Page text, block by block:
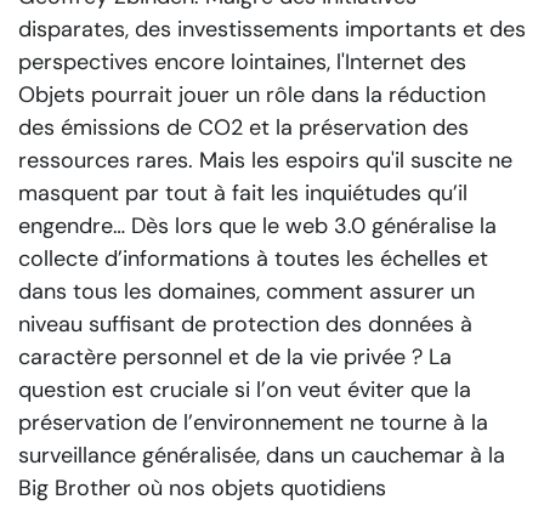
disparates, des investissements importants et des
perspectives encore lointaines, l'Internet des
Objets pourrait jouer un rôle dans la réduction
des émissions de CO2 et la préservation des
ressources rares. Mais les espoirs qu'il suscite ne
masquent par tout à fait les inquiétudes qu’il
engendre… Dès lors que le web 3.0 généralise la
collecte d’informations à toutes les échelles et
dans tous les domaines, comment assurer un
niveau suffisant de protection des données à
caractère personnel et de la vie privée ? La
question est cruciale si l’on veut éviter que la
préservation de l’environnement ne tourne à la
surveillance généralisée, dans un cauchemar à la
Big Brother où nos objets quotidiens